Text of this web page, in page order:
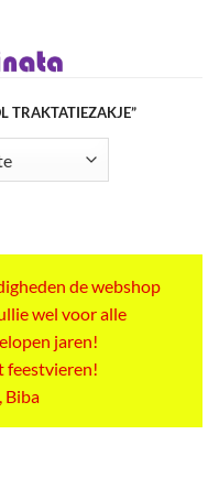
TRAKTATIEZAKJE”
de webshop
wel voor alle
jaren!
feestvieren!
Biba